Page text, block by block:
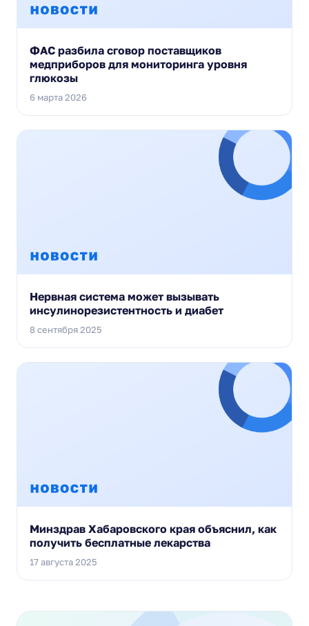
ФАС разбила сговор поставщиков
медприборов для мониторинга уровня
глюкозы
6 марта 2026
Нервная система может вызывать
инсулинорезистентность и диабет
8 сентября 2025
Минздрав Хабаровского края объяснил, как
получить бесплатные лекарства
17 августа 2025